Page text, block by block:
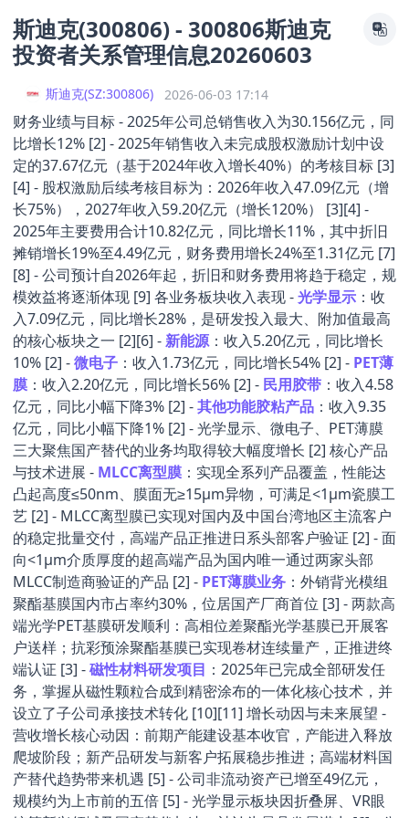
斯迪克(300806) - 300806斯迪克
投资者关系管理信息20260603
斯迪克(SZ:300806) 2026-06-03 17:14
财务业绩与目标 - 2025年公司总销售收入为30.156亿元，同
比增长12% [2] - 2025年销售收入未完成股权激励计划中设
定的37.67亿元（基于2024年收入增长40%）的考核目标 [3]
[4] - 股权激励后续考核目标为：2026年收入47.09亿元（增
长75%），2027年收入59.20亿元（增长120%） [3][4] -
2025年主要费用合计10.82亿元，同比增长11%，其中折旧
摊销增长19%至4.49亿元，财务费用增长24%至1.31亿元 [7]
[8] - 公司预计自2026年起，折旧和财务费用将趋于稳定，规
模效益将逐渐体现 [9] 各业务板块收入表现 -光学显示 ：收
入7.09亿元，同比增长28%，是研发投入最大、附加值最高
的核心板块之一 [2][6] -新能源：收入5.20亿元，同比增长
10% [2] -微电子 ：收入1.73亿元，同比增长54% [2] - PET薄
膜 ：收入2.20亿元，同比增长56% [2] - 民用胶带 ：收入4.58
亿元，同比小幅下降3% [2] -其他功能胶粘产品 ：收入9.35
亿元，同比小幅下降1% [2] - 光学显示、微电子、PET薄膜
三大聚焦国产替代的业务均取得较大幅度增长 [2] 核心产品
与技术进展 - MLCC离型膜 ：实现全系列产品覆盖，性能达
凸起高度≤50nm、膜面无≥15μm异物，可满足<1μm瓷膜工
艺 [2] - MLCC离型膜已实现对国内及中国台湾地区主流客户
的稳定批量交付，高端产品正推进日系头部客户验证 [2] - 面
向<1μm介质厚度的超高端产品为国内唯一通过两家头部
MLCC制造商验证的产品 [2] - PET薄膜业务 ：外销背光模组
聚酯基膜国内市占率约30%，位居国产厂商首位 [3] - 两款高
端光学PET基膜研发顺利：高相位差聚酯光学基膜已开展客
户送样；抗彩预涂聚酯基膜已实现卷材连续量产，正推进终
端认证 [3] -磁性材料研发项目 ：2025年已完成全部研发任
务，掌握从磁性颗粒合成到精密涂布的一体化核心技术，并
设立了子公司承接技术转化 [10][11] 增长动因与未来展望 -
营收增长核心动因：前期产能建设基本收官，产能进入释放
爬坡阶段；新产品研发与新客户拓展稳步推进；高端材料国
产替代趋势带来机遇 [5] - 公司非流动资产已增至49亿元，
规模约为上市前的五倍 [5] - 光学显示板块因折叠屏、VR眼